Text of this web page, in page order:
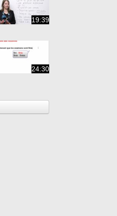
19:39
24:30